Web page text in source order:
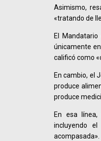
Asimismo,
«tratando de
El
únicamente
calificó como
En cambio, el
produce
produce
En esa
incluyendo
acompasada».